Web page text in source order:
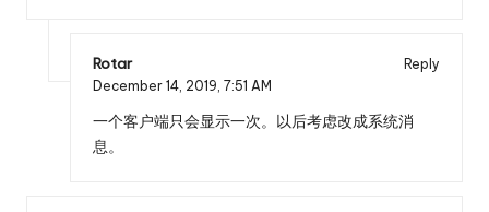
Rotar
Reply
December 14, 2019, 7:51 AM
一个客户端只会显示一次。以后考虑改成系统消
息。